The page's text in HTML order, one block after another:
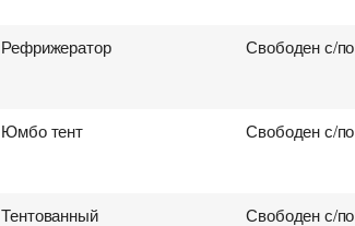
Рефрижератор Свободен с/по
Юмбо тент Свободен с/по
Тентованный
Свободен с/по